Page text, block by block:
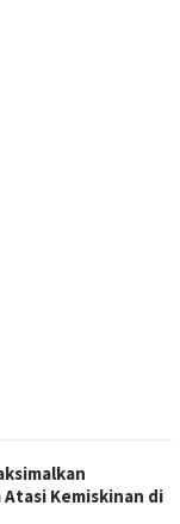
Kemiskinan di